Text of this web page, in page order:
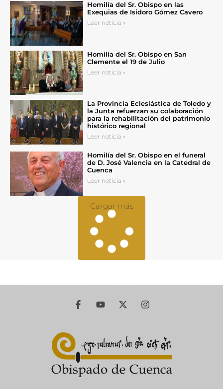
Homilía del Sr. Obispo en las
Exequias de Isidoro Gómez Cavero
Leer noticia »
Homilía del Sr. Obispo en San
Clemente el 19 de Julio
Leer noticia »
La Provincia Eclesiástica de Toledo y
la Junta refuerzan su colaboración
para la rehabilitación del patrimonio
histórico regional
Leer noticia »
Homilía del Sr. Obispo en el funeral
de D. José Valencia en la Catedral de
Cuenca
Leer noticia »
Cargar más